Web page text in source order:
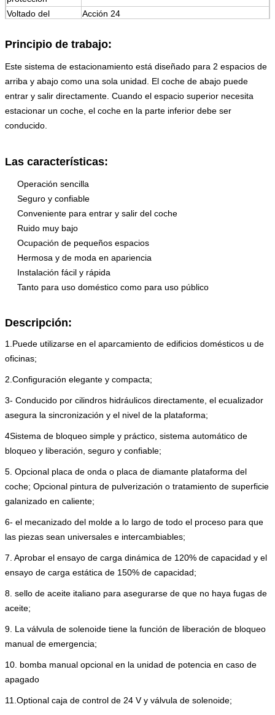
Voltado del
Acción 24
espesor de la
vehículo
≥ 200 mm
Tamaño exterior
Por favor, vea las dimensiones de abajo
Peso de la
máquina
No másPor ejemplo:
Tratamiento de la
El color Rojo, azul, gris, amarillo, etc. (opcional)
Certificación
ISO9001 y CE
Principio de trabajo:
Este sistema de estacionamiento está diseñado para 2 espacios de
arriba y abajo como una sola unidad. El coche de abajo puede
entrar y salir directamente. Cuando el espacio superior necesita
estacionar un coche, el coche en la parte inferior debe ser
conducido.
Las características:
Operación sencilla
Seguro y confiable
Conveniente para entrar y salir del coche
Ruido muy bajo
Ocupación de pequeños espacios
Hermosa y de moda en apariencia
Instalación fácil y rápida
Tanto para uso doméstico como para uso público
Descripción:
1. Puede utilizarse en el aparcamiento de edificios domésticos u de
oficinas;
2. Configuración elegante y compacta;
3- Conducido por cilindros hidráulicos directamente, el ecualizador
asegura la sincronización y el nivel de la plataforma;
4Sistema de bloqueo simple y práctico, sistema automático de
bloqueo y liberación, seguro y confiable;
5. Opcional placa de onda o placa de diamante plataforma del
coche; Opcional pintura de pulverización o tratamiento de superficie
galanizado en caliente;
6- el mecanizado del molde a lo largo de todo el proceso para que
las piezas sean universales e intercambiables;
7. Aprobar el ensayo de carga dinámica de 120% de capacidad y el
ensayo de carga estática de 150% de capacidad;
8. sello de aceite italiano para asegurarse de que no haya fugas de
aceite;
9. La válvula de solenoide tiene la función de liberación de bloqueo
manual de emergencia;
10. bomba manual opcional en la unidad de potencia en caso de
apagado
11.Optional caja de control de 24 V y válvula de solenoide;